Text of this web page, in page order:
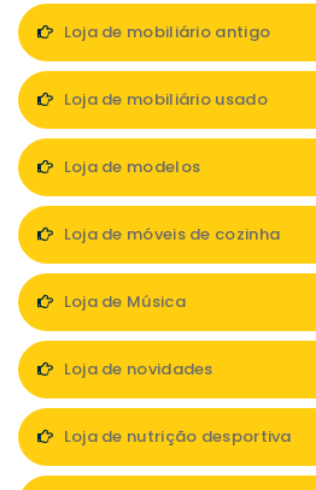
Loja de mobiliário antigo
Loja de mobiliário usado
Loja de modelos
Loja de móveis de cozinha
Loja de Música
Loja de novidades
Loja de nutrição desportiva